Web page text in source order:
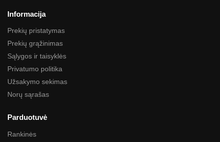
Informacija
Prekių pristatymas
Prekių grąžinimas
Sąlygos ir taisyklės
Privatumo politika
Užsakymo sekimas
Norų sąrašas
Parduotuvė
Rankinės